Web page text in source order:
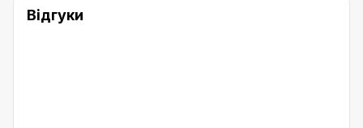
Відгуки